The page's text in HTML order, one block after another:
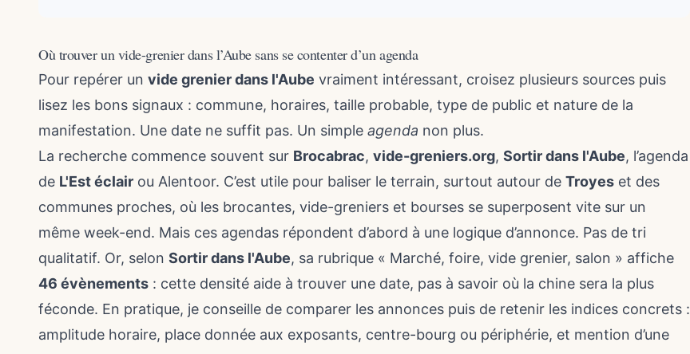
Où trouver un vide-grenier dans l’Aube sans se contenter d’un agenda
Pour repérer un vide grenier dans l'Aube vraiment intéressant, croisez plusieurs sources puis
lisez les bons signaux : commune, horaires, taille probable, type de public et nature de la
manifestation. Une date ne suffit pas. Un simple agenda non plus.
La recherche commence souvent sur Brocabrac, vide-greniers.org, Sortir dans l'Aube, l’agenda
de L'Est éclair ou Alentoor. C’est utile pour baliser le terrain, surtout autour de Troyes et des
communes proches, où les brocantes, vide-greniers et bourses se superposent vite sur un
même week-end. Mais ces agendas répondent d’abord à une logique d’annonce. Pas de tri
qualitatif. Or, selon Sortir dans l'Aube, sa rubrique « Marché, foire, vide grenier, salon » affiche
46 évènements : cette densité aide à trouver une date, pas à savoir où la chine sera la plus
féconde. En pratique, je conseille de comparer les annonces puis de retenir les indices concrets :
amplitude horaire, place donnée aux exposants, centre-bourg ou périphérie, et mention d’une